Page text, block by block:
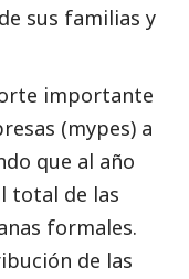
sus familias y
importante
(mypes) a
que al año
total de las
formales.
de las